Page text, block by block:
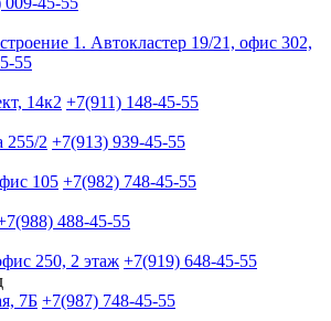
1. Автокластер 19/21, офис 302,
55
14к2 +7(911) 148-45-55
255/2 +7(913) 939-45-55
105 +7(982) 748-45-55
488-45-55
250, 2 этаж +7(919) 648-45-55
7Б +7(987) 748-45-55